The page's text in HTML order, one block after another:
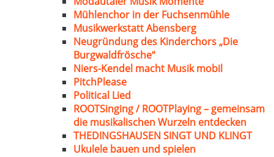
Mühlenchor in der Fuchsenmühle
Musikwerkstatt Abensberg
Neugründung des Kinderchors „Die
Burgwaldfrösche“
Niers-Kendel macht Musik mobil
PitchPlease
Political Lied
ROOTSinging / ROOTPlaying – gemeinsam
die musikalischen Wurzeln entdecken
THEDINGSHAUSEN SINGT UND KLINGT
Ukulele bauen und spielen